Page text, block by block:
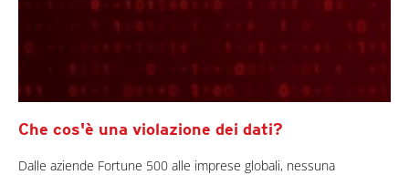
Che cos'è una violazione dei dati?
Dalle aziende Fortune 500 alle imprese globali, nessuna